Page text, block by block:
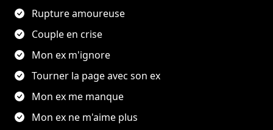
Rupture amoureuse
Couple en crise
Mon ex m'ignore
Tourner la page avec son ex
Mon ex me manque
Mon ex ne m'aime plus